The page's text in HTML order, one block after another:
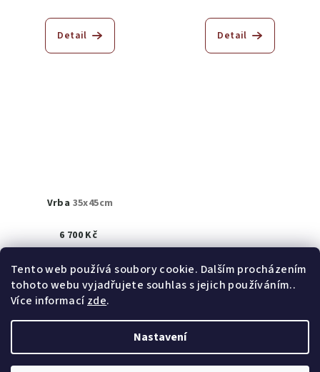
Tento web používá soubory cookie. Dalším procházením
tohoto webu vyjadřujete souhlas s jejich používáním..
Více informacízde.
Nastavení
Detail Detail
Vrba 35x45cm
6 700 Kč
Detail